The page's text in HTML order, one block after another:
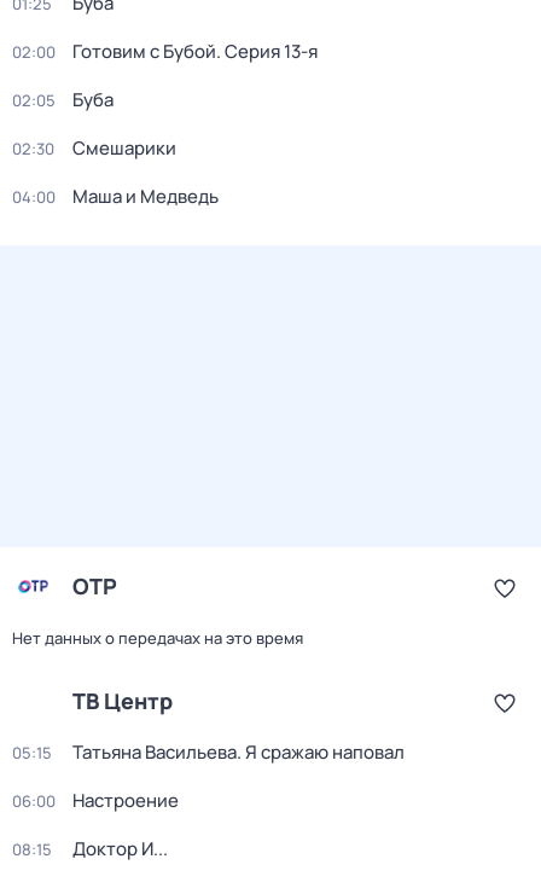
02:00 Готовим с Бубой. Серия 13-я
02:05 Буба
02:30 Смешарики
04:00 Маша и Медведь
ОТР
Нет данных о передачах на это время
ТВ Центр
05:15 Татьяна Васильева. Я сражаю наповал
06:00 Настроение
08:15 Доктор И...